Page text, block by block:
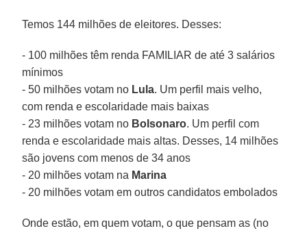
Temos 144 milhões de eleitores. Desses:
- 100 milhões têm renda FAMILIAR de até 3 salários
mínimos
- 50 milhões votam no Lula. Um perfil mais velho,
com renda e escolaridade mais baixas
- 23 milhões votam no Bolsonaro. Um perfil com
renda e escolaridade mais altas. Desses, 14 milhões
são jovens com menos de 34 anos
- 20 milhões votam na Marina
- 20 milhões votam em outros candidatos embolados
Onde estão, em quem votam, o que pensam as (no